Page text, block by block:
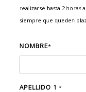
realizarse hasta 2 horas
siempre que queden
NOMBRE*
APELLIDO 1 *